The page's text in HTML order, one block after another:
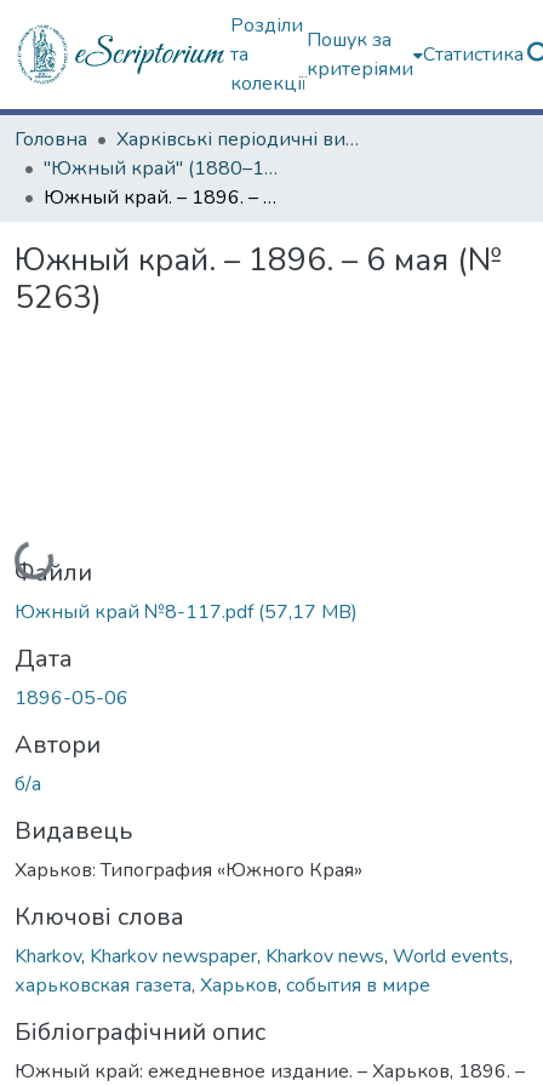
Розділи
та
колекції
Пошук за
критеріями
Статистика
Головна
Харківські періодичні видання
"Южный край" (1880–1919 гг.)
Южный край. – 1896. – 6 мая (№ 5263)
Южный край. – 1896. – 6 мая (№
5263)
Вантажиться...
Файли
Южный край №8-117.pdf(57,17 MB)
Дата
1896-05-06
Автори
б/а
Видавець
Харьков: Типография «Южного Края»
Ключові слова
Kharkov, Kharkov newspaper, Kharkov news, World events,
харьковская газета, Харьков, события в мире
Бібліографічний опис
Южный край: ежедневное издание. – Харьков, 1896. –